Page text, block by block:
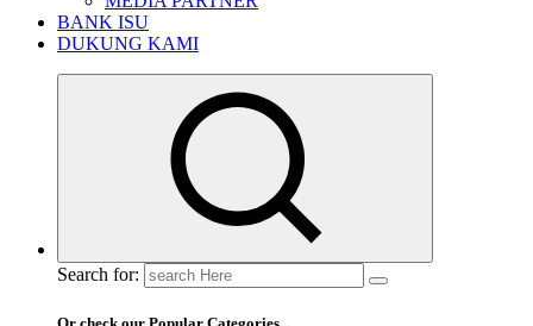
BANK ISU
DUKUNG KAMI
Search for: